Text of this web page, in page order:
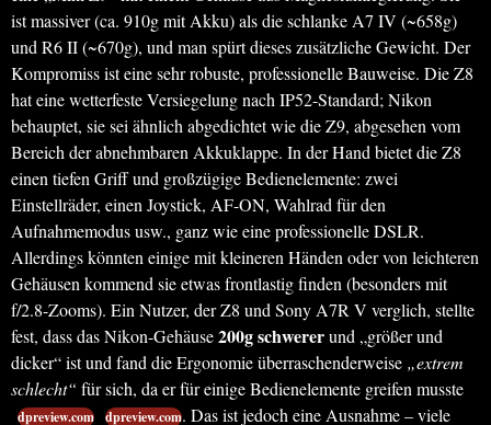
ist massiver (ca. 910g mit Akku) als die schlanke A7 IV (~658g)
und R6 II (~670g), und man spürt dieses zusätzliche Gewicht. Der
Kompromiss ist eine sehr robuste, professionelle Bauweise. Die Z8
hat eine wetterfeste Versiegelung nach IP52-Standard; Nikon
behauptet, sie sei ähnlich abgedichtet wie die Z9, abgesehen vom
Bereich der abnehmbaren Akkuklappe. In der Hand bietet die Z8
einen tiefen Griff und großzügige Bedienelemente: zwei
Einstellräder, einen Joystick, AF-ON, Wahlrad für den
Aufnahmemodus usw., ganz wie eine professionelle DSLR.
Allerdings könnten einige mit kleineren Händen oder von leichteren
Gehäusen kommend sie etwas frontlastig finden (besonders mit
f/2.8-Zooms). Ein Nutzer, der Z8 und Sony A7R V verglich, stellte
fest, dass das Nikon-Gehäuse200g schwererund „größer und
dicker“ ist und fand die Ergonomie überraschenderweise „extrem
schlecht“ für sich, da er für einige Bedienelemente greifen musste
dpreview.com dpreview.com. Das ist jedoch eine Ausnahme – viele